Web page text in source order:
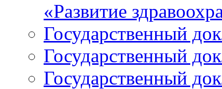
«Развитие
Государственный
Государственный
Государственный